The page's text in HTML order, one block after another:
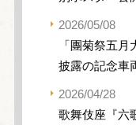
2026/05/08
「團菊祭五
披露の記念車
2026/04/28
歌舞伎座『六